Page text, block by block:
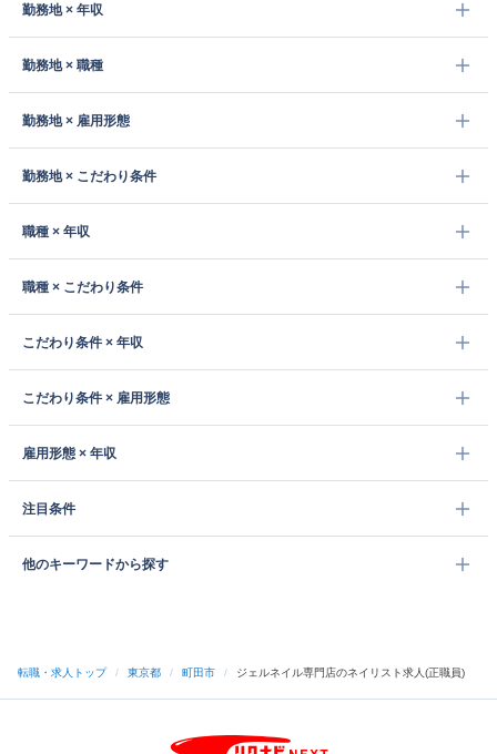
勤務地 × 年収
勤務地 × 職種
勤務地 × 雇用形態
勤務地 × こだわり条件
職種 × 年収
職種 × こだわり条件
こだわり条件 × 年収
こだわり条件 × 雇用形態
雇用形態 × 年収
注目条件
他のキーワードから探す
転職・求人トップ / 東京都 / 町田市 / ジェルネイル専門店のネイリスト求人(正職員)